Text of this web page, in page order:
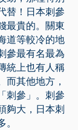
替！日本刺參
最貴的。關東
道等較冷的地
參最有名最為
統上也有人稱
而其他地方，
刺參」。刺參
夠大，日本刺